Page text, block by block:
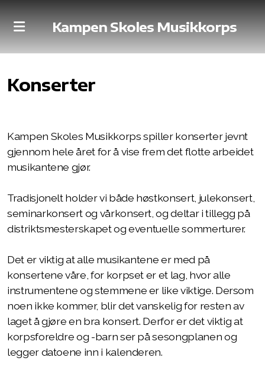
Kampen Skoles Musikkorps
Konserter
Kampen Skoles Musikkorps spiller konserter jevnt
gjennom hele året for å vise frem det flotte arbeidet
musikantene gjør.
Tradisjonelt holder vi både høstkonsert, julekonsert,
seminarkonsert og vårkonsert, og deltar i tillegg på
distriktsmesterskapet og eventuelle sommerturer.
Det er viktig at alle musikantene er med på
konsertene våre, for korpset er et lag, hvor alle
instrumentene og stemmene er like viktige. Dersom
noen ikke kommer, blir det vanskelig for resten av
laget å gjøre en bra konsert. Derfor er det viktig at
korpsforeldre og -barn ser på sesongplanen og
legger datoene inn i kalenderen.
Nyheter
Loppemarked
Turer
Instrumenter